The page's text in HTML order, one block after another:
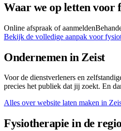
Waar we op letten voor
Online afspraak of aanmelden
Bekijk de volledige aanpak voor
Ondernemen in Zeist
Voor de dienstverleners en
precies het publiek dat jij zoekt. En
Alles over website laten maken in
Fysiotherapie in de regio